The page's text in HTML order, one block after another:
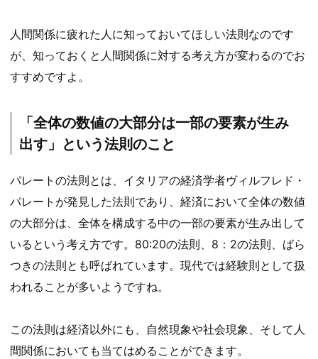
人間関係に疲れた人に知っておいてほしい法則なのです
が、知っておくと人間関係に対する考え方が変わるのでお
すすめですよ。
「全体の数値の大部分は一部の要素が生み
出す」という法則のこと
パレートの法則とは、イタリアの経済学者ヴィルフレド・
パレートが発見した法則であり、経済において全体の数値
の大部分は、全体を構成する中の一部の要素が生み出して
いるという考え方です。80:20の法則、8：2の法則、ばら
つきの法則とも呼ばれています。現代では経験則として扱
われることが多いようですね。
この法則は経済以外にも、自然現象や社会現象、そして人
間関係においても当てはめることができます。